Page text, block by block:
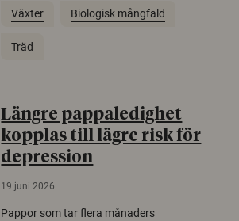
Växter Biologisk mångfald
Träd
Längre pappaledighet
kopplas till lägre risk för
depression
19 juni 2026
Pappor som tar flera månaders